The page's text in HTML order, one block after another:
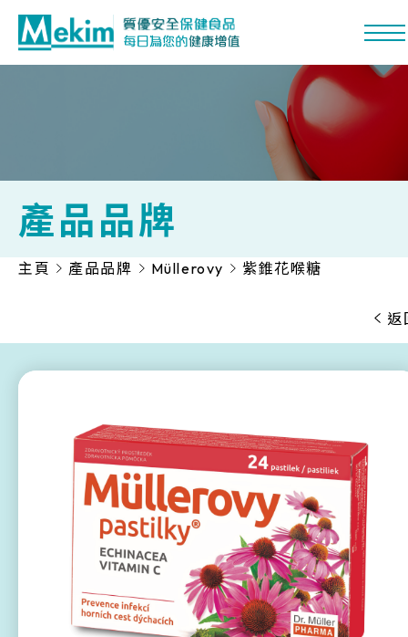
功能系列
產品品牌
產品品牌
主頁 產品品牌 Müllerovy 紫錐花喉糖
返